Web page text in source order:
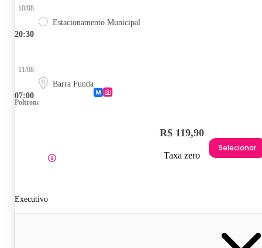
20:30
10/08
Estacionamento Municipal
07:00
11/08
Barra Funda
Poltrona
Executivo
R$ 119,90
Taxa zero
Selecionar